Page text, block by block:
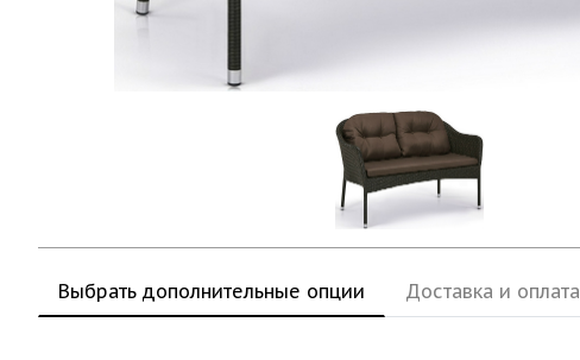
Выбрать дополнительные опции Доставка и оплата